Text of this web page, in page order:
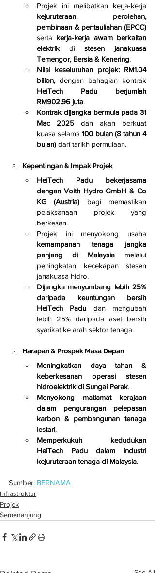
kejuruteraan, perolehan,
pembinaan & pentauliahan (EPCC)
serta kerja-kerja awam berkaitan
elektrik di stesen janakuasa
Temengor, Bersia & Kenering.
Nilai keseluruhan projek: RM1.04
bilion
HeiTech Padu berjumlah
RM902.96 juta.
Kontrak dijangka bermula pada 31
Mac 2025 dan akan berkuat
kuasa selama 100 bulan (8 tahun 4
bulan) dari tarikh permulaan.
Kepentingan & Impak Projek
HeiTech Padu bekerjasama
dengan Voith Hydro GmbH & Co
KG (Austria) bagi memastikan
pelaksanaan projek yang
berkesan.
kemampanan tenaga jangka
panjang di Malaysia melalui
peningkatan kecekapan stesen
janakuasa hidro.
Dijangka menyumbang lebih 25%
daripada keuntungan bersih
HeiTech Padu dan mengubah
lebih 25% daripada aset bersih
syarikat ke arah sektor tenaga.
Harapan & Prospek Masa Depan
Meningkatkan daya tahan &
keberkesanan operasi stesen
hidroelektrik di Sungai Perak.
Menyokong matlamat kerajaan
dalam pengurangan pelepasan
karbon & pembangunan tenaga
lestari.
Memperkukuh kedudukan
HeiTech Padu dalam industri
kejuruteraan tenaga di Malaysia.
Sumber: BERNAMA
Infrastruktur
Projek
Semenanjung